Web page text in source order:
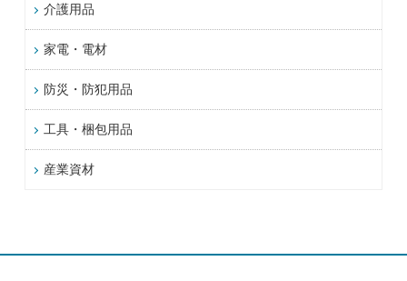
介護用品
家電・電材
防災・防犯用品
工具・梱包用品
産業資材